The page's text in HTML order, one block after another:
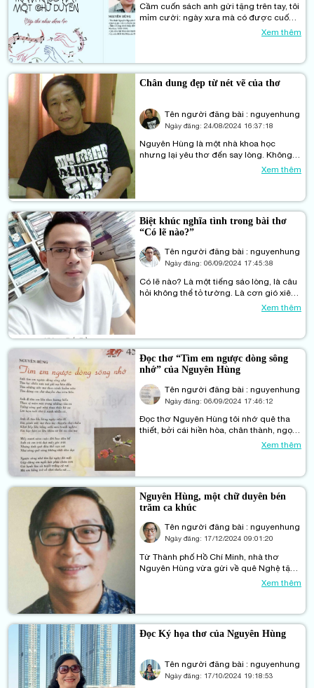
Cầm cuốn sách anh gửi tặng trên tay, tôi
mỉm cười: ngày xưa mà có được cuốn
sách như này là quý lắm đây. Vì ngày đó
đi dạy, cứ mỗi lần nhà trường tổ chức
cuốn sách nhạc để tìm bài hát, rồi tập
luyện cả tháng.
Xem thêm
Chân dung đẹp từ nét vẽ của thơ
Tên người đăng bài : nguyenhung
Ngày đăng:24/08/2024 16:37:18
Nguyên Hùng là một nhà khoa học
nhưng lại yêu thơ đến say lòng. Không
chỉ in thơ, anh còn cho ra mắt những tác
và nhạc sĩ mà bằng chứng là tuyển tập
“Trăm khúc hát một chữ duyên”.
Xem thêm
Biệt khúc nghĩa tình trong bài thơ
“Có lẽ nào?”
Tên người đăng bài : nguyenhung
Ngày đăng:06/09/2024 17:45:38
Có lẽ nào? Là một tiếng sáo lòng, là câu
hỏi không thể tỏ tường. Là cơn gió xiêu
bạt làm đứt lìa một mối lương duyên
nặng nghĩa. Là sự tuyệt vọng của người
là tự trách mình và thứ tha cho cuộc đời
hiện tồn những khổ đau.
Xem thêm
Đọc thơ “Tìm em ngược dòng sông
nhớ” của Nguyên Hùng
Tên người đăng bài : nguyenhung
Ngày đăng:06/09/2024 17:46:12
Đọc thơ Nguyên Hùng tôi nhớ quê tha
thiết, bởi cái hiền hòa, chân thành, ngọt
ngào, thấm đượm như dòng Lam thanh
của những con người chân lý, của cảnh
đẹp quê hương. Của những tự sự với
“Em” rất đong đưa, giao cảm. Thơ
Nguyên Hùng đầy chiêm trải, cái vừa
phải, chừng mực của những cảm xúc
đã tạo ra những bản tình ca đẹp, đủ hoa
và lửa dọc đường đi tới…
Xem thêm
Nguyên Hùng, một chữ duyên bén
trăm ca khúc
Tên người đăng bài : nguyenhung
Ngày đăng: 17/12/2024 09:01:20
Từ Thành phố Hồ Chí Minh, nhà thơ
Nguyên Hùng vừa gửi về quê Nghệ tặng
tôi hai cuốn sách cùng xuất bản một lần,
cùng lấy giấy phép tại NX. Hội Nhà văn.
và "Ký họa thơ - 81 chân dung Văn học".
Xem thêm
Đọc Ký họa thơ của Nguyên Hùng
Tên người đăng bài : nguyenhung
Ngày đăng: 17/10/2024 19:18:53